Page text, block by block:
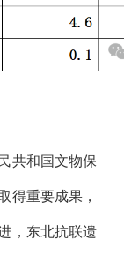
共和国文物保
得重要成果，
，东北抗联遗